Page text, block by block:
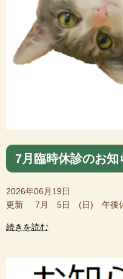
7月臨時休診のお知
2026年06月19日
更新 7月 5日 (日) 午後
続きを読む